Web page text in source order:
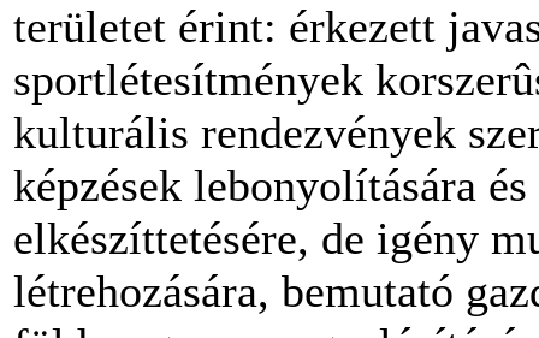
területet érint: érkezett
sportlétesítmények
kulturális rendezvények
képzések lebonyolítására
elkészíttetésére, de igény
létrehozására, bemutató